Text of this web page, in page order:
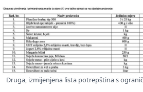
Druga, izmijenjena lista potrepština s